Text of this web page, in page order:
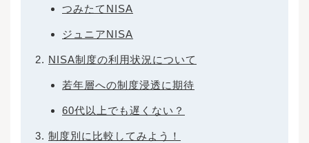
つみたてNISA
ジュニアNISA
NISA制度の利用状況について
若年層への制度浸透に期待
60代以上でも遅くない？
制度別に比較してみよう！